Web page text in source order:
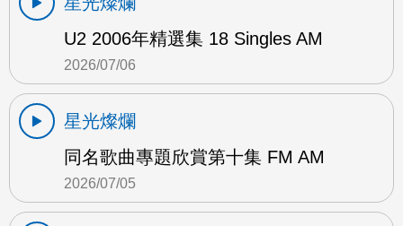
U2 2006年精選集 18 Singles AM
2026/07/06
星光燦爛
同名歌曲專題欣賞第十集 FM AM
2026/07/05